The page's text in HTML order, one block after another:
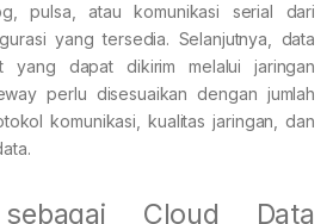
pulsa, atau komunikasi serial dari
yang tersedia. Selanjutnya, data
yang dapat dikirim melalui jaringan
perlu disesuaikan dengan jumlah
komunikasi, kualitas jaringan, dan
Cloud Data